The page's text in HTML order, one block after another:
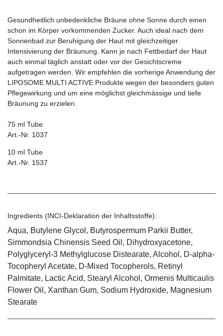
Gesundheitlich unbedenkliche Bräune ohne Sonne durch einen
schon im Körper vorkommenden Zucker. Auch ­ideal nach dem
Sonnenbad zur Beruhigung der Haut mit gleichzeitiger
Intensivierung der Bräunung. Kann je nach Fettbedarf der Haut
auch einmal täglich anstatt oder vor der Gesichtscreme
aufgetragen werden. Wir empfehlen die vorhe­rige Anwendung der
LIPOSOME MULTI ACTIVE Produkte wegen der besonders guten
Pflegewirkung und um eine möglichst gleichmässige und tiefe
Bräunung zu erzielen.
75 ml Tube
Art.-Nr. 1037
10 ml Tube
Art.-Nr. 1537
Ingredients (INCI-Deklaration der Inhaltsstoffe):
Aqua, Butylene Glycol, Butyrospermum Parkii Butter,
Simmondsia Chinensis Seed Oil, Dihydroxyacetone,
Polyglyceryl-3 Methylglucose Distearate, Alcohol, D-alpha-
Tocopheryl Acetate, D-Mixed Tocopherols, Retinyl
Palmitate, Lactic Acid, Stearyl Alcohol, Ormenis Multicaulis
Flower Oil, Xanthan Gum, Sodium Hydroxide, Magnesium
Stearate